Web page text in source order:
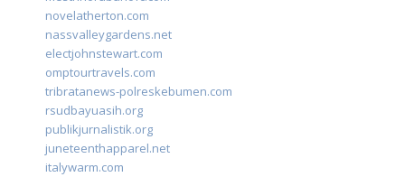
novelatherton.com
nassvalleygardens.net
electjohnstewart.com
omptourtravels.com
tribratanews-polreskebumen.com
rsudbayuasih.org
publikjurnalistik.org
juneteenthapparel.net
italywarm.com